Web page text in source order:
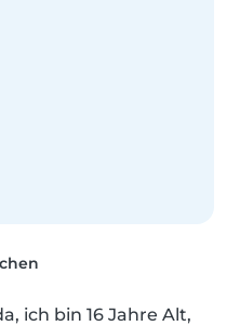
ich bin 16 Jahre Alt,